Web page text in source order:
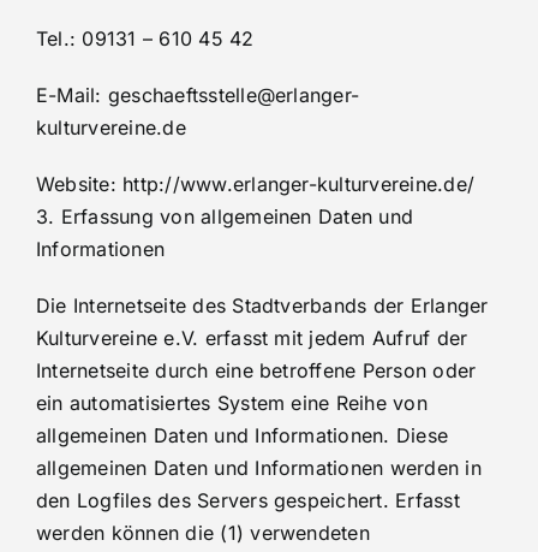
Tel.: 09131 – 610 45 42
E-Mail: geschaeftsstelle@erlanger-
kulturvereine.de
Website: http://www.erlanger-kulturvereine.de/
3. Erfassung von allgemeinen Daten und
Informationen
Die Internetseite des Stadtverbands der Erlanger
Kulturvereine e.V. erfasst mit jedem Aufruf der
Internetseite durch eine betroffene Person oder
ein automatisiertes System eine Reihe von
allgemeinen Daten und Informationen. Diese
allgemeinen Daten und Informationen werden in
den Logfiles des Servers gespeichert. Erfasst
werden können die (1) verwendeten